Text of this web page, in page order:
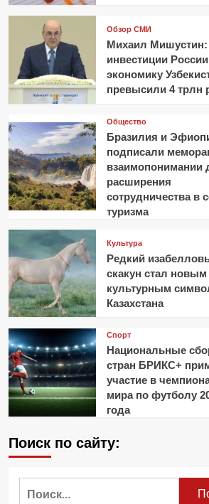
Обзор СМИ
Михаил Мишустин:
инвестиции
экономику
превысили 4 трлн
Общество
Бразилия и
подписали
взаимопонимании
расширения
сотрудничества в
туризма
Культура
Редкий
скакун стал новым
культурным
Казахстана
Спорт
Национальные
стран БРИКС+
участие в
мира по футболу
года
Поиск по сайту: